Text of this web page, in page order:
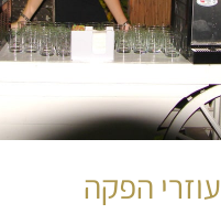
עוזרי הפקה